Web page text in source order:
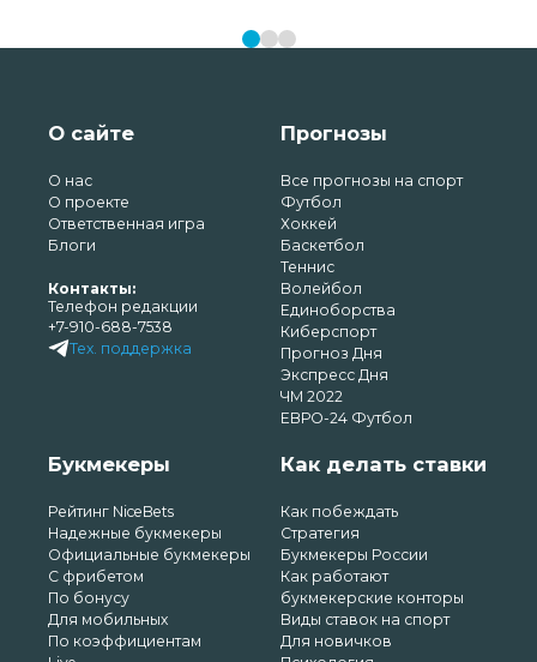
О сайте
О нас
О проекте
Ответственная игра
Блоги
Контакты:
Телефон редакции
+7-910-688-7538
Тех. поддержка
Прогнозы
Все прогнозы на спорт
Футбол
Хоккей
Баскетбол
Теннис
Волейбол
Единоборства
Киберспорт
Прогноз Дня
Экспресс Дня
ЧМ 2022
ЕВРО-24 Футбол
Букмекеры
Рейтинг NiceBets
Надежные букмекеры
Официальные букмекеры
С фрибетом
По бонусу
Для мобильных
По коэффициентам
Как делать ставки
Как побеждать
Стратегия
Букмекеры России
Как работают
букмекерские конторы
Виды ставок на спорт
Для новичков